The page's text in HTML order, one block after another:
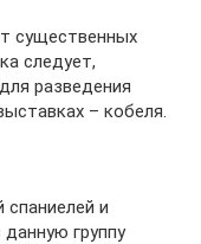
существенных
следует,
разведения
– кобеля.
и
группу